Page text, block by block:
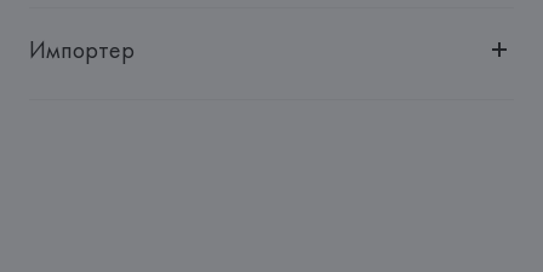
Импортер